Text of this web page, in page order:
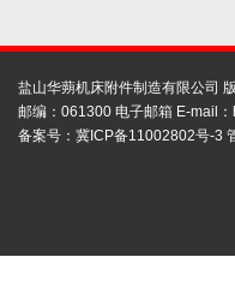
盐山华蒴机床附件制造有限公司
邮编：061300 电子邮箱 E-mail：
备案号： 冀ICP备11002802号-3